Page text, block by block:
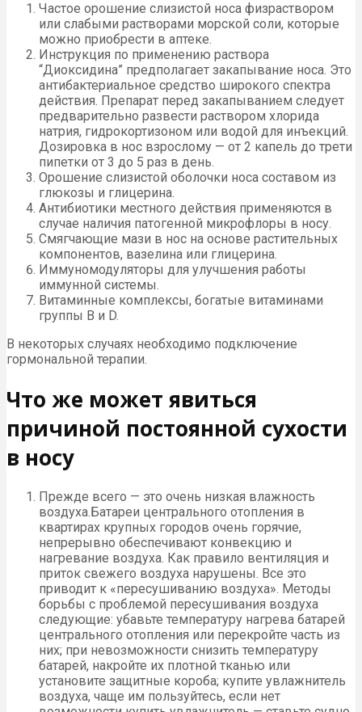
Частое орошение слизистой носа физраствором
или слабыми растворами морской соли, которые
можно приобрести в аптеке.
Инструкция по применению раствора
“Диоксидина” предполагает закапывание носа. Это
антибактериальное средство широкого спектра
действия. Препарат перед закапыванием следует
предварительно развести раствором хлорида
натрия, гидрокортизоном или водой для инъекций.
Дозировка в нос взрослому — от 2 капель до трети
пипетки от 3 до 5 раз в день.
Орошение слизистой оболочки носа составом из
глюкозы и глицерина.
Антибиотики местного действия применяются в
случае наличия патогенной микрофлоры в носу.
Смягчающие мази в нос на основе растительных
компонентов, вазелина или глицерина.
Иммуномодуляторы для улучшения работы
иммунной системы.
Витаминные комплексы, богатые витаминами
группы В и D.
В некоторых случаях необходимо подключение
гормональной терапии.
Что же может явиться
причиной постоянной сухости
в носу
Прежде всего — это очень низкая влажность
воздуха.Батареи центрального отопления в
квартирах крупных городов очень горячие,
непрерывно обеспечивают конвекцию и
нагревание воздуха. Как правило вентиляция и
приток свежего воздуха нарушены. Все это
приводит к «пересушиванию воздуха». Методы
борьбы с проблемой пересушивания воздуха
следующие: убавьте температуру нагрева батарей
центрального отопления или перекройте часть из
них; при невозможности снизить температуру
батарей, накройте их плотной тканью или
установите защитные короба; купите увлажнитель
воздуха, чаще им пользуйтесь, если нет